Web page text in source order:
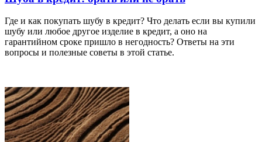
Где и как покупать шубу в кредит? Что делать если вы купили
шубу или любое другое изделие в кредит, а оно на
гарантийном сроке пришло в негодность? Ответы на эти
вопросы и полезные советы в этой статье.